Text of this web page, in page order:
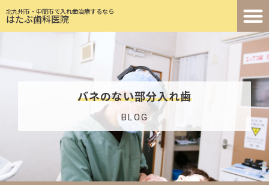
北九州市・中間市で入れ歯治療するなら
はたぶ歯科医院
バネのない部分入れ歯
BLOG